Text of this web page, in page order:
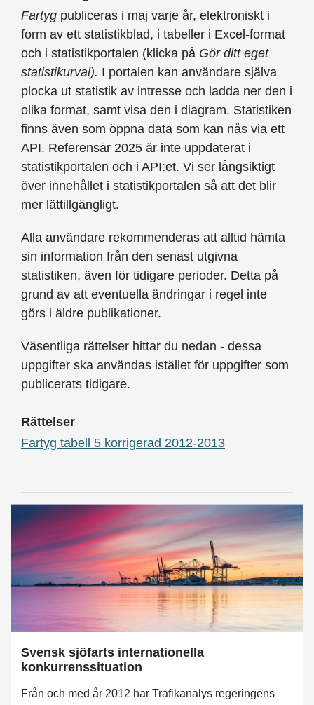
Fartyg publiceras i maj varje år, elektroniskt i
form av ett statistikblad, i tabeller i Excel-format
och i statistikportalen (klicka på Gör ditt eget
statistikurval). I portalen kan användare själva
plocka ut statistik av intresse och ladda ner den i
olika format, samt visa den i diagram. Statistiken
finns även som öppna data som kan nås via ett
API. Referensår 2025 är inte uppdaterat i
statistikportalen och i API:et. Vi ser långsiktigt
över innehållet i statistikportalen så att det blir
mer lättillgängligt.
Alla användare rekommenderas att alltid hämta
sin information från den senast utgivna
statistiken, även för tidigare perioder. Detta på
grund av att eventuella ändringar i regel inte
görs i äldre publikationer.
Väsentliga rättelser hittar du nedan - dessa
uppgifter ska användas istället för uppgifter som
publicerats tidigare.
Rättelser
Fartyg tabell 5 korrigerad 2012-2013
Svensk sjöfarts internationella
konkurrenssituation
Från och med år 2012 har Trafikanalys regeringens